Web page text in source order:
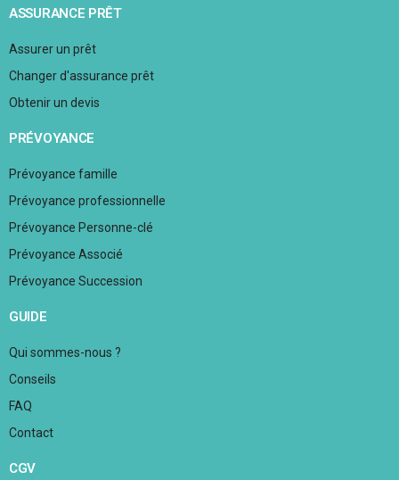
ASSURANCE PRÊT
Assurer un prêt
Changer d'assurance prêt
Obtenir un devis
PRÉVOYANCE
Prévoyance famille
Prévoyance professionnelle
Prévoyance Personne-clé
Prévoyance Associé
Prévoyance Succession
GUIDE
Qui sommes-nous ?
Conseils
FAQ
Contact
CGV